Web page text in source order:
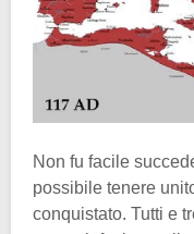
Non fu facile
possibile tenere
conquistato. Tutti e